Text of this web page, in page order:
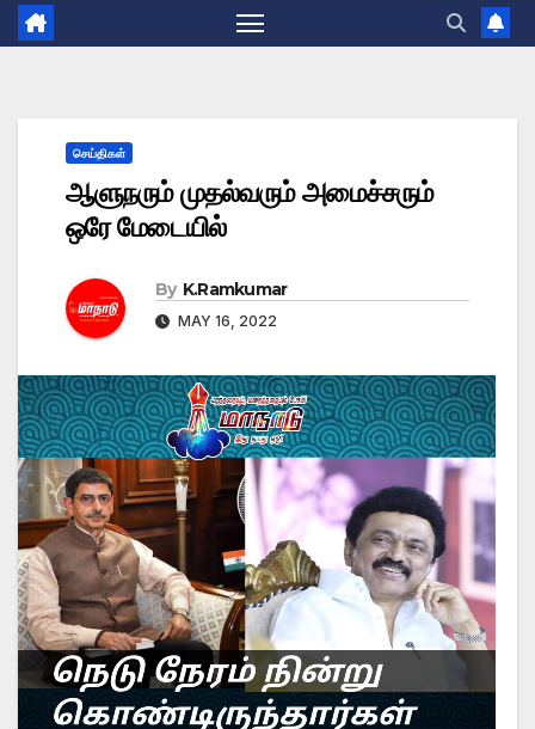
செய்திகள்
ஆளுநரும் முதல்வரும் அமைச்சரும்
ஒரே மேடையில்
By K.Ramkumar
MAY 16, 2022